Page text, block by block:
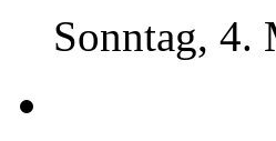
Sonntag, 4.